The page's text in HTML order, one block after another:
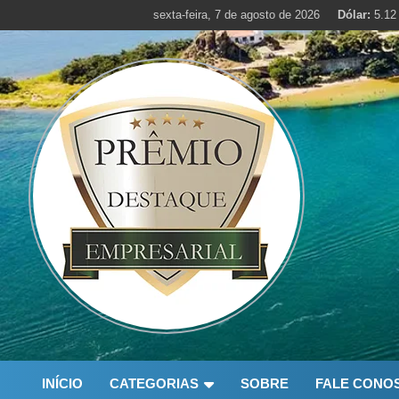
to
sexta-feira, 7 de agosto de 2026 Dólar: 5.12
INÍCIO CATEGORIAS SOBRE FALE